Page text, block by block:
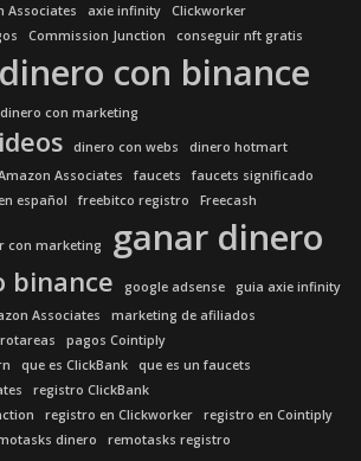
Associates axie infinity
Clickworker
Commission Junction conseguir nft gratis
dinero con binance
dinero con marketing
dinero con webs
dinero hotmart
Associates faucets
faucets significado
español freebitco registro Freecash
con marketing ganar dinero
binance google adsense
guia axie infinity
Associates
marketing de afiliados
pagos Cointiply
que es ClickBank
que es un faucets
registro ClickBank
registro en Clickworker
registro en Cointiply
dinero remotasks registro